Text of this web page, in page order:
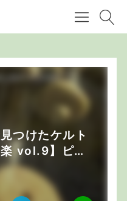
つけたケルト
vol.9】ピア
“Tempered”